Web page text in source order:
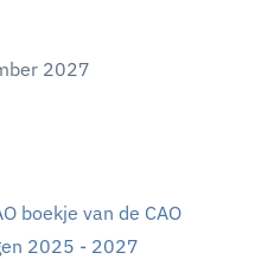
2027
boekje van de CAO
2025 - 2027